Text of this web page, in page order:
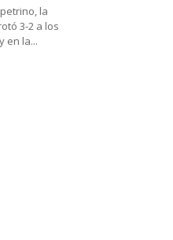
la
3-2 a los
en la...